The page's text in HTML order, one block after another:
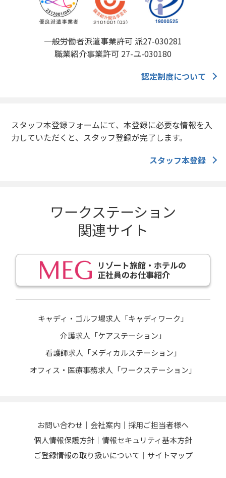
一般労働者派遣事業許可 派27-030281
職業紹介事業許可 27-ユ-030180
認定制度について
スタッフ本登録フォームにて、本登録に必要な情報を入
力していただくと、スタッフ登録が完了します。
スタッフ本登録
ワークステーション
関連サイト
リゾート旅館・ホテルの
正社員のお仕事紹介
キャディ・ゴルフ場求人「キャディワーク」
介護求人「ケアステーション」
看護師求人「メディカルステーション」
オフィス・医療事務求人「ワークステーション」
お問い合わせ 会社案内
採用ご担当者様へ
個人情報保護方針
情報セキュリティ基本方針
ご登録情報の取り扱いについて
サイトマップ